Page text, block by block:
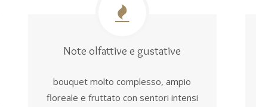
Note olfattive e gustative
bouquet molto complesso, ampio
floreale e fruttato con sentori intensi